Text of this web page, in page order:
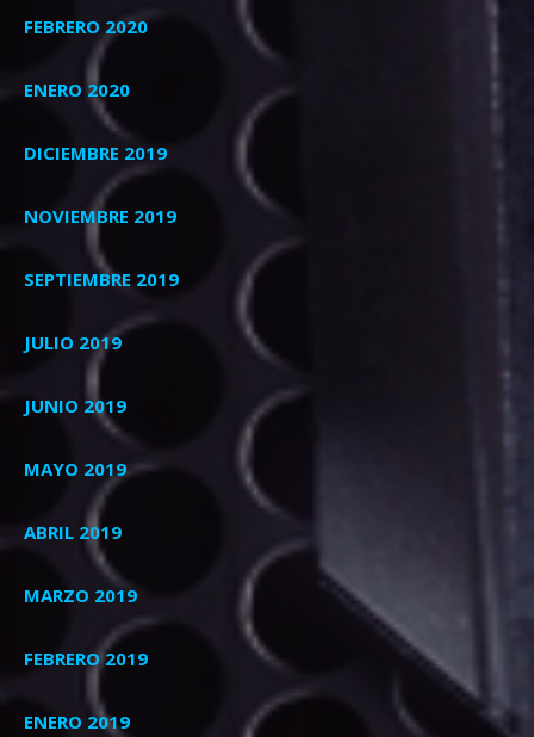
FEBRERO 2020
ENERO 2020
DICIEMBRE 2019
NOVIEMBRE 2019
SEPTIEMBRE 2019
JULIO 2019
JUNIO 2019
MAYO 2019
ABRIL 2019
MARZO 2019
FEBRERO 2019
ENERO 2019